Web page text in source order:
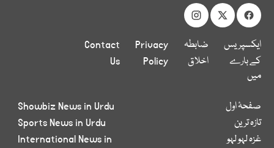
ایکسپریس
کے بارے
میں
ضابطہ
اخلاق
Privacy
Policy
Contact
Us
صفحۂ اول
تازہ ترین
غزہ لہو لہو
Showbiz News in Urdu
Sports News in Urdu
International News in